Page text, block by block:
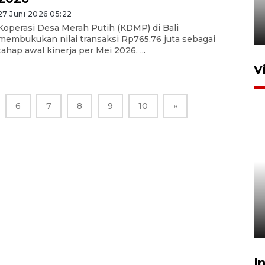
Juni 2026 05:22
Desa Merah Putih (KDMP) di Bali
nilai transaksi Rp765,76 juta sebagai
awal kinerja per Mei 2026. ...
6 7 8 9 10 »
aplikasi belanja daring
6 Agustus 2026 16:45